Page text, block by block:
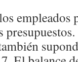
empleados